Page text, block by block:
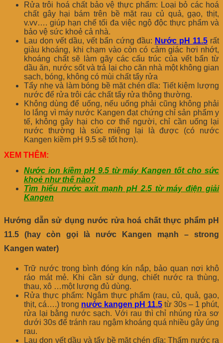
Rửa trôi hoá chất bảo vệ thực phẩm: Loại bỏ các hoá
chất gây hại bám trên bề mặt rau củ quả, gạo, thịt,
v.vv…. giúp hạn chế tối đa việc ngộ độc thực phẩm và
bảo vệ sức khoẻ cả nhà.
Lau dọn vết dầu, vết bẩn cứng đầu: Nước pH 11.5rất
giàu khoáng, khi chạm vào còn có cảm giác hơi nhớt,
khoáng chất sẽ làm gãy các cấu trúc của vết bẩn từ
dầu ăn, nước sốt và trả lại cho căn nhà một không gian
sạch, bóng, không có mùi chất tẩy rửa
Tẩy nhẹ và làm bóng bề mặt chén dĩa: Tiết kiệm lượng
nước để rửa trôi các chất tẩy rửa thông thường.
Không dùng để uống, nếu uống phải cũng không phải
lo lắng vì máy nước Kangen đạt chứng chỉ sản phẩm y
tế, không gây hại cho cơ thể người, chỉ cần uống lại
nước thường là súc miệng lại là được (có nước
Kangen kiềm pH 9.5 sẽ tốt hơn).
XEM THÊM:
Nước ion kiềm pH 9.5 từ máy Kangen tốt cho sức
khoẻ như thế nào?
Tìm hiểu nước axit mạnh pH 2.5 từ máy điện giải
Kangen
Hướng dẫn sử dụng nước rửa hoá chất thực phẩm pH
11.5 (hay còn gọi là nước Kangen mạnh – strong
Kangen water)
Trữ nước trong bình đóng kín nắp, bảo quan nơi khô
ráo mát mẻ. Khi cần sử dụng, chiết nước ra thùng,
thau, xô …một lượng đủ dùng.
Rửa thực phẩm: Ngâm thực phẩm (rau, củ, quả, gạo,
thịt, cá….) trong nước kangen pH 11.5 từ 30s – 1 phút,
rửa lại bằng nước sạch. Với rau thì chỉ nhúng rửa sơ
dưới 30s để tránh rau ngậm khoáng quá nhiều gây úng
rau.
Lau dọn vết dầu và tẩy bề mặt chén dĩa: Thấm nước ra